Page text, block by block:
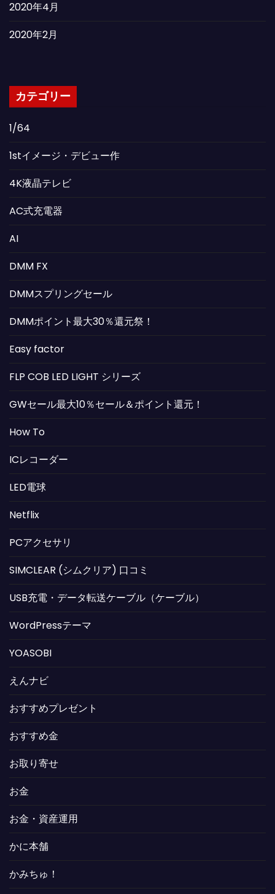
2020年4月
2020年2月
カテゴリー
1/64
1stイメージ・デビュー作
4K液晶テレビ
AC式充電器
AI
DMM FX
DMMスプリングセール
DMMポイント最大30％還元祭！
Easy factor
FLP COB LED LIGHT シリーズ
GWセール最大10％セール＆ポイント還元！
How To
ICレコーダー
LED電球
Netflix
PCアクセサリ
SIMCLEAR (シムクリア) 口コミ
USB充電・データ転送ケーブル（ケーブル）
WordPressテーマ
YOASOBI
えんナビ
おすすめプレゼント
おすすめ金
お取り寄せ
お金
お金・資産運用
かに本舗
かみちゅ！